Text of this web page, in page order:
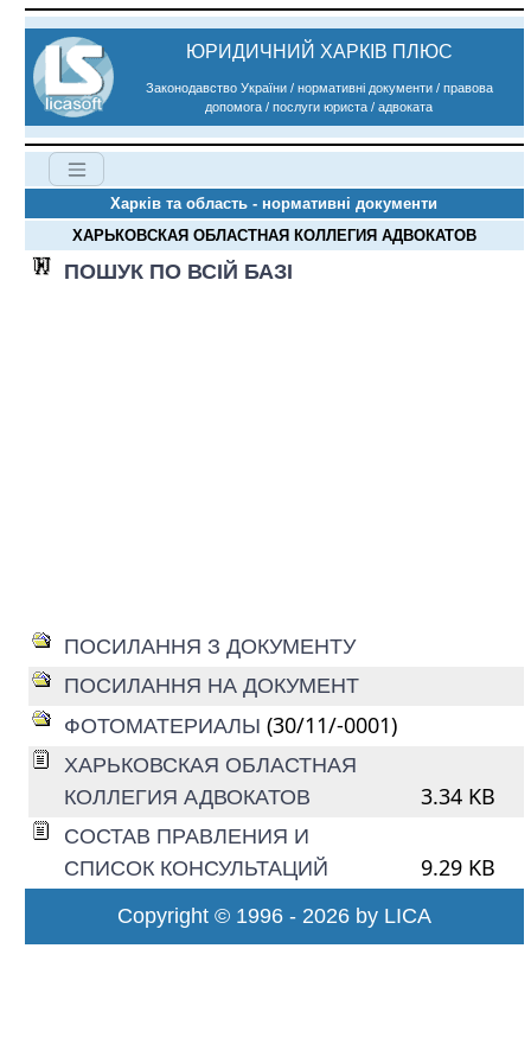
ЮРИДИЧНИЙ ХАРКІВ ПЛЮС
Законодавство України / нормативні документи / правова
допомога / послуги юриста / адвоката
Харків та область - нормативні документи
ХАРЬКОВСКАЯ ОБЛАСТНАЯ КОЛЛЕГИЯ АДВОКАТОВ
ПОШУК ПО ВСІЙ БАЗІ
ПОСИЛАННЯ З ДОКУМЕНТУ
ПОСИЛАННЯ НА ДОКУМЕНТ
ФОТОМАТЕРИАЛЫ (30/11/-0001)
ХАРЬКОВСКАЯ ОБЛАСТНАЯ
КОЛЛЕГИЯ АДВОКАТОВ
3.34 KB
СОСТАВ ПРАВЛЕНИЯ И
СПИСОК КОНСУЛЬТАЦИЙ
9.29 KB
Copyright © 1996 - 2026 by LICA